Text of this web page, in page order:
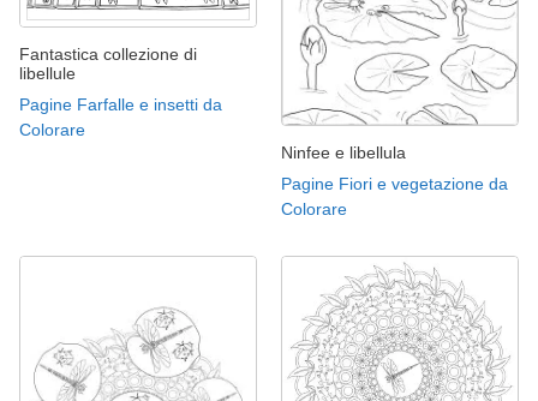
Fantastica collezione di
libellule
Pagine Farfalle e insetti da
Colorare
Ninfee e libellula
Pagine Fiori e vegetazione da
Colorare